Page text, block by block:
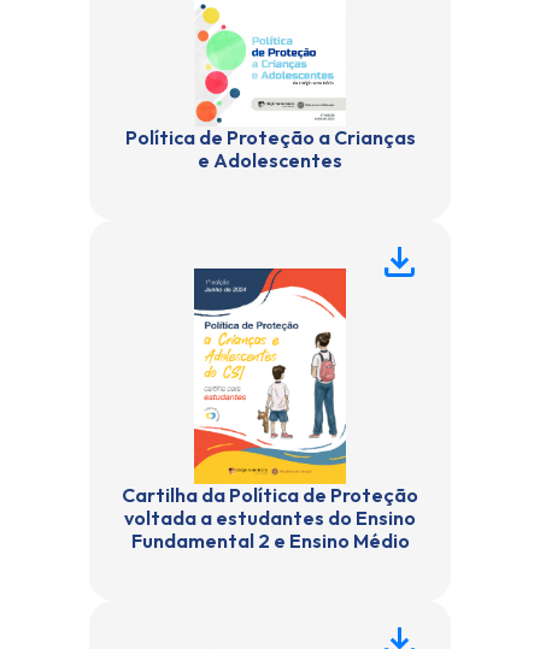
Política de Proteção a Crianças
e Adolescentes
Cartilha da Política de Proteção
voltada a estudantes do Ensino
Fundamental 2 e Ensino Médio